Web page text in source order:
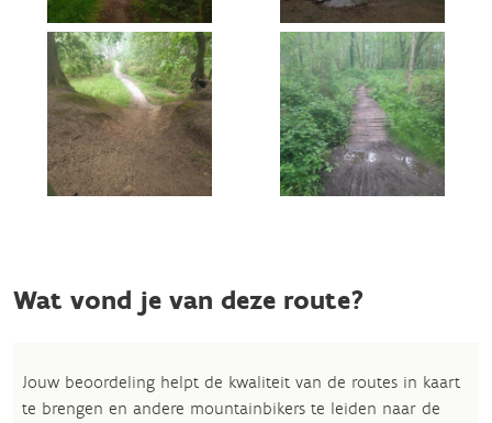
Wat vond je van deze route?
Jouw beoordeling helpt de kwaliteit van de routes in kaart
te brengen en andere mountainbikers te leiden naar de